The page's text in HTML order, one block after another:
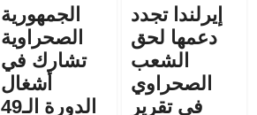
إيرلندا تجدد
دعمها لحق
الشعب
الصحراوي
في تقرير
الجمهورية
الصحراوية
تشارك في
أشغال
الدورة الـ49